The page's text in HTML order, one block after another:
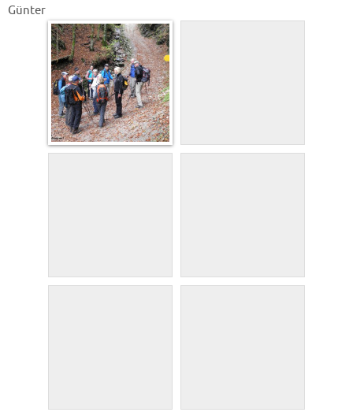
Günter